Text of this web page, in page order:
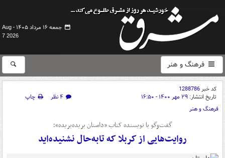
جمعه ۱۶ مرداد ۱۴۰۵ -
Aug
7 2026
فرهنگ و هنر
کد خبر1288786
تاریخ انتشار: ۲۹ مهر ۱۴۰۰ - ۱۶:۵۰ ۴ نظر
چاپ
فرهنگ و هنر
گفت‌وگو با نویسنده کتاب «داستان بریده‌بریده»؛
روایت‌هایی از کربلا که تابه‌حال نشنیده‌اید